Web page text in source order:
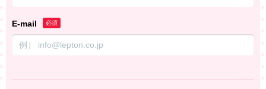
E-mail 必須